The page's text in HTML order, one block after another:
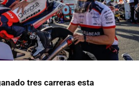
tres carreras esta